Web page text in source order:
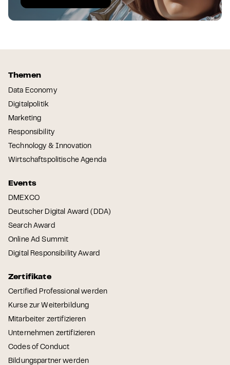
Themen
Data Economy
Digitalpolitik
Marketing
Responsibility
Technology & Innovation
Wirtschaftspolitische Agenda
Events
DMEXCO
Deutscher Digital Award (DDA)
Search Award
Online Ad Summit
Digital Responsibility Award
Zertifikate
Certified Professional werden
Kurse zur Weiterbildung
Mitarbeiter zertifizieren
Unternehmen zertifizieren
Codes of Conduct
Bildungspartner werden